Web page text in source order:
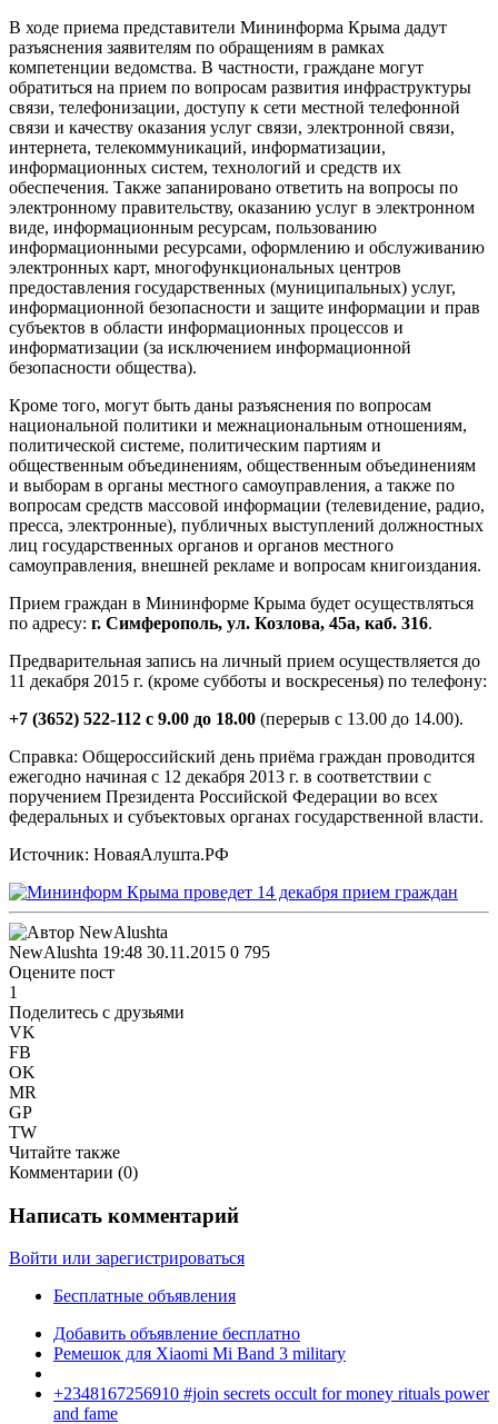
В ходе приема представители Мининформа Крыма дадут
разъяснения заявителям по обращениям в рамках
компетенции ведомства. В частности, граждане могут
обратиться на прием по вопросам развития инфраструктуры
связи, телефонизации, доступу к сети местной телефонной
связи и качеству оказания услуг связи, электронной связи,
интернета, телекоммуникаций, информатизации,
информационных систем, технологий и средств их
обеспечения. Также запанировано ответить на вопросы по
электронному правительству, оказанию услуг в электронном
виде, информационным ресурсам, пользованию
информационными ресурсами, оформлению и обслуживанию
электронных карт, многофункциональных центров
предоставления государственных (муниципальных) услуг,
информационной безопасности и защите информации и прав
субъектов в области информационных процессов и
информатизации (за исключением информационной
безопасности общества).
Кроме того, могут быть даны разъяснения по вопросам
национальной политики и межнациональным отношениям,
политической системе, политическим партиям и
общественным объединениям, общественным объединениям
и выборам в органы местного самоуправления, а также по
вопросам средств массовой информации (телевидение, радио,
пресса, электронные), публичных выступлений должностных
лиц государственных органов и органов местного
самоуправления, внешней рекламе и вопросам книгоиздания.
Прием граждан в Мининформе Крыма будет осуществляться
по адресу: г. Симферополь, ул. Козлова, 45а, каб. 316.
Предварительная запись на личный прием осуществляется до
11 декабря 2015 г. (кроме субботы и воскресенья) по телефону:
+7 (3652) 522-112 с 9.00 до 18.00 (перерыв с 13.00 до 14.00).
Справка: Общероссийский день приёма граждан проводится
ежегодно начиная с 12 декабря 2013 г. в соответствии с
поручением Президента Российской Федерации во всех
федеральных и субъектовых органах государственной власти.
Источник: НоваяАлушта.РФ
NewAlushta 19:48 30.11.2015 0 795
Оцените пост
1
Поделитесь с друзьями
VK
FB
OK
MR
GP
TW
Читайте также
Комментарии (0)
Написать комментарий
Войти или зарегистрироваться
Бесплатные объявления
Добавить объявление бесплатно
Ремешок для Xiaomi Mi Band 3 military
+2348167256910 #join secrets occult for money rituals power
and fame